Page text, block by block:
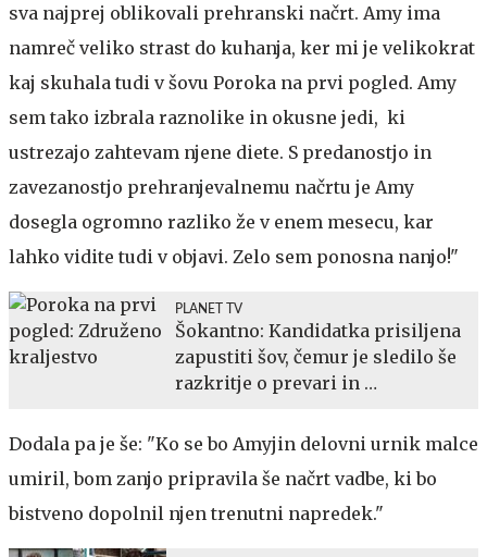
sva najprej oblikovali prehranski načrt. Amy ima
namreč veliko strast do kuhanja, ker mi je velikokrat
kaj skuhala tudi v šovu Poroka na prvi pogled. Amy
sem tako izbrala raznolike in okusne jedi, ki
ustrezajo zahtevam njene diete. S predanostjo in
zavezanostjo prehranjevalnemu načrtu je Amy
dosegla ogromno razliko že v enem mesecu, kar
lahko vidite tudi v objavi. Zelo sem ponosna nanjo!"
PLANET TV
Šokantno: Kandidatka prisiljena
zapustiti šov, čemur je sledilo še
razkritje o prevari in …
Dodala pa je še: "Ko se bo Amyjin delovni urnik malce
umiril, bom zanjo pripravila še načrt vadbe, ki bo
bistveno dopolnil njen trenutni napredek."